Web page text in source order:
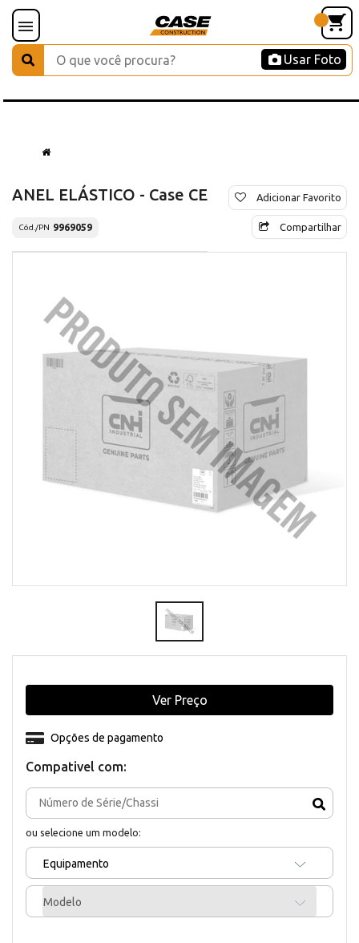
Usar Foto
ANEL ELÁSTICO - Case CE
Cód./PN 9969059
Adicionar Favorito
Compartilhar
Compativel com:
ou selecione um modelo:
Equipamento
Modelo
Opções de pagamento
Ver Preço